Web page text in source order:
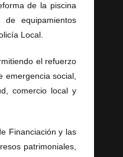
de la piscina
equipamientos
Local.
el refuerzo
emergencia social,
comercio local y
Financiación y las
patrimoniales,